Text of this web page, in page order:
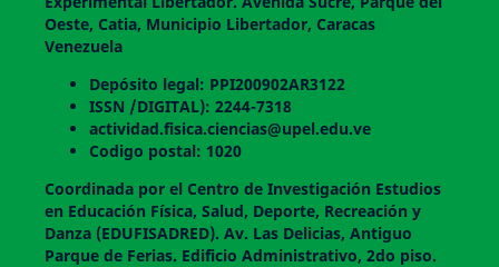
Oeste, Catia, Municipio Libertador, Caracas
Venezuela
Depósito legal: PPI200902AR3122
ISSN /DIGITAL): 2244-7318
actividad.fisica.ciencias@upel.edu.ve
Codigo postal: 1020
Coordinada por el Centro de Investigación Estudios
en Educación Física, Salud, Deporte, Recreación y
Danza (EDUFISADRED). Av. Las Delicias, Antiguo
Parque de Ferias. Edificio Administrativo, 2do piso.